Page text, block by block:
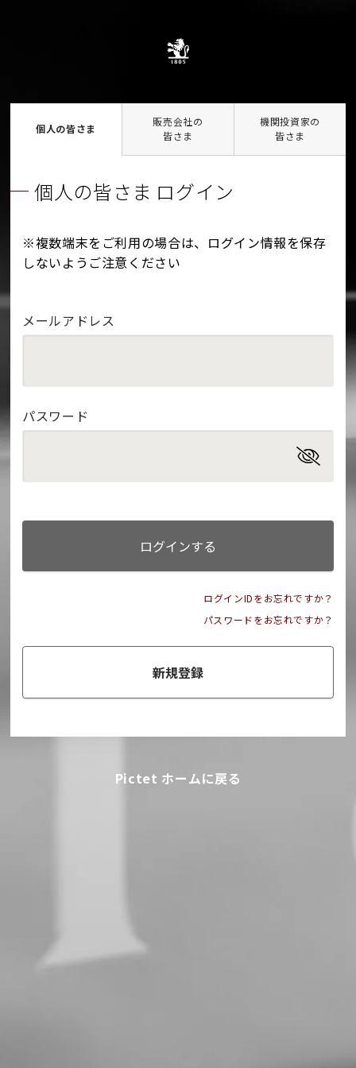
個人の皆さま
販売会社の
皆さま
機関投資家の
皆さま
個人の皆さま ログイン
※複数端末をご利用の場合は、ログイン情報を保存
しないようご注意ください
メールアドレス
パスワード
ログインする
ログインIDをお忘れですか？
パスワードをお忘れですか？
新規登録
Pictet ホームに戻る